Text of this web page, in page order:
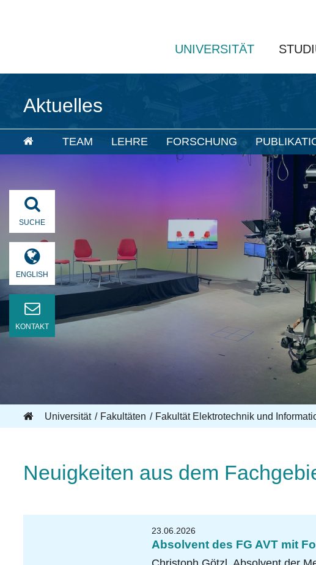
UNIVERSITÄT
Aktuelles
TEAM LEHRE FORSCHUNG
SUCHE
ENGLISH
KONTAKT
Universität Fakultäten Fakultät Elektrotechnik und
Neuigkeiten aus dem
23.06.2026
Absolvent des FG AVT mit